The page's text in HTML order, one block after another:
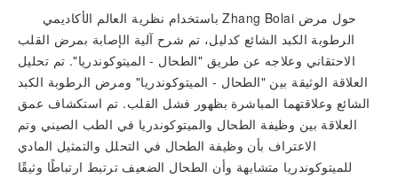
باستخدام نظرية العالم الأكاديمي Zhang Bolai حول مرض
الرطوبة الكبد الشائع كدليل، تم شرح آلية الإصابة بمرض القلب
الاحتقاني وعلاجه عن طريق "الطحال - الميتوكوندريا". تم تحليل
العلاقة الوثيقة بين "الطحال - الميتوكوندريا" ومرض الرطوبة الكبد
الشائع وعلاقتهما المباشرة بظهور فشل القلب. تم استكشاف عمق
العلاقة بين وظيفة الطحال والميتوكوندريا في الطب الصيني وتم
الاعتراف بأن وظيفة الطحال في التحلل والتمثيل المادي
للميتوكوندريا متشابهة وأن الطحال الضعيف ترتبط ارتباطًا وثيقًا